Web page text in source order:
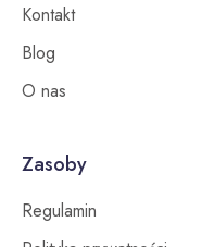
Kontakt
Blog
O nas
Zasoby
Regulamin